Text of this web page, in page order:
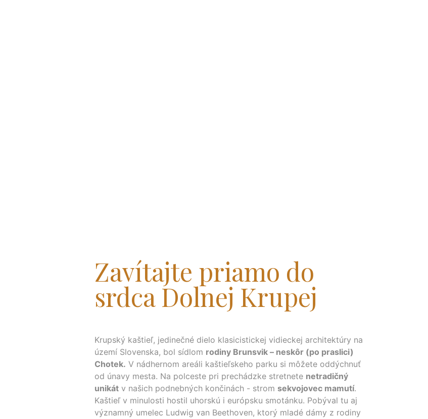
Zavítajte priamo do
srdca Dolnej Krupej
Krupský kaštieľ, jedinečné dielo klasicistickej vidieckej architektúry na
území Slovenska, bol sídlom rodiny Brunsvik – neskôr (po praslici)
Chotek. V nádhernom areáli kaštieľskeho parku si môžete oddýchnuť
od únavy mesta. Na polceste pri prechádzke stretnete netradičný
unikát v našich podnebných končinách - strom sekvojovec mamutí.
Kaštieľ v minulosti hostil uhorskú i európsku smotánku. Pobýval tu aj
významný umelec Ludwig van Beethoven, ktorý mladé dámy z rodiny